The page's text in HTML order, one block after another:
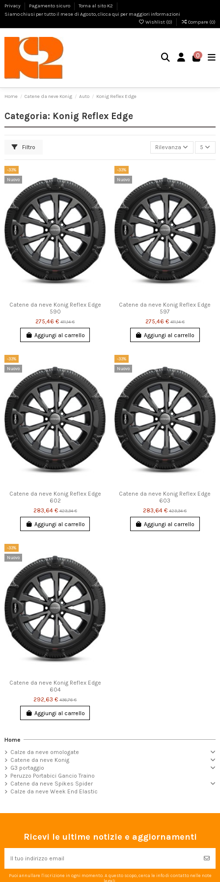
Privacy Pagamento sicuro
Torna al sito K2
Siamo chiusi per tutto il mese di Agosto, clicca qui per maggiori informazioni
Wishlist (0) Compare (0)
0
Home Catene da neve Konig Auto Konig Reflex Edge
Categoria: Konig Reflex Edge
Filtro Rilevanza 5
-33%
Nuovo
Catene da neve Konig Reflex Edge
590
275,46 €411,14 €
Aggiungi al carrello
-33%
Nuovo
Catene da neve Konig Reflex Edge
597
275,46 €411,14 €
Aggiungi al carrello
-33%
Nuovo
Catene da neve Konig Reflex Edge
602
283,64 €423,34 €
Aggiungi al carrello
-33%
Nuovo
Catene da neve Konig Reflex Edge
603
283,64 €423,34 €
Aggiungi al carrello
-33%
Nuovo
Catene da neve Konig Reflex Edge
604
292,63 €436,76 €
Aggiungi al carrello
Home
Calze da neve omologate
Catene da neve Konig
G3 portaggio
Peruzzo Portabici Gancio Traino
Catene da neve Spikes Spider
Calze da neve Week End Elastic
Ricevi le ultime notizie e aggiornamenti
Puoi annullare l'iscrizione in ogni momento. A questo scopo, cerca le info di contatto nelle note
legali.